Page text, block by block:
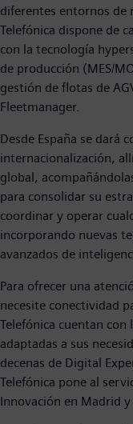
diferentes entornos de
Telefónica dispone de
con la tecnología
de producción (MES/
gestión de flotas de
Fleetmanager.
Desde España se dará
internacionalización,
global,
para consolidar su
coordinar y operar
incorporando nuevas
avanzados de
Para ofrecer una
necesite conectividad
Telefónica cuentan
adaptadas a sus
decenas de Digital
Telefónica pone al
Innovación en Madrid y